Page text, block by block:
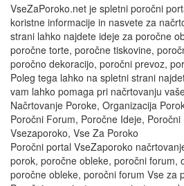
VseZaPoroko.net je spletni poročni
koristne informacije in nasvete za
strani lahko najdete ideje za poročne
poročne torte, poročne tiskovine,
poročno dekoracijo, poročni prevoz,
Poleg tega lahko na spletni strani
vam lahko pomaga pri načrtovanju
Načrtovanje Poroke, Organizacija
Poročni Forum, Poročne Ideje,
Vsezaporoko, Vse Za Poroko
Poročni portal VseZaporoko
porok, poročne obleke, poročni forum,
poročne obleke, poročni forum Vse za